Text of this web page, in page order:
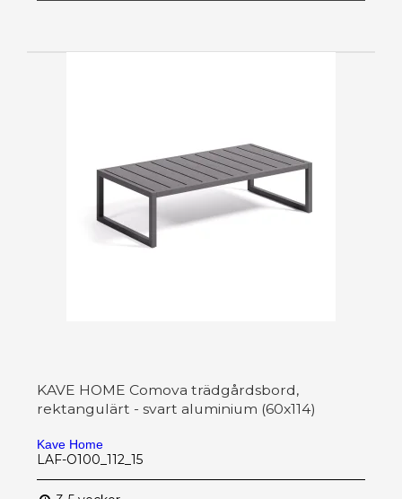
KAVE HOME Comova trädgårdsbord,
rektangulärt - svart aluminium (60x114)
Kave Home
LAF-O100_112_15